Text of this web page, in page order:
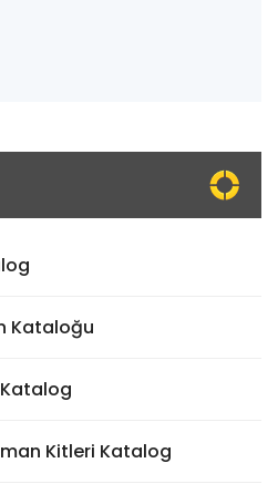
Kataloğu
Kitleri Katalog